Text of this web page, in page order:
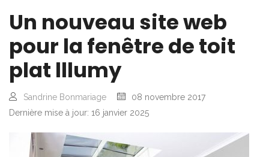
Un nouveau site web
pour la fenêtre de toit
plat lllumy
Sandrine Bonmariage
08 novembre 2017
Dernière mise à jour: 16 janvier 2025